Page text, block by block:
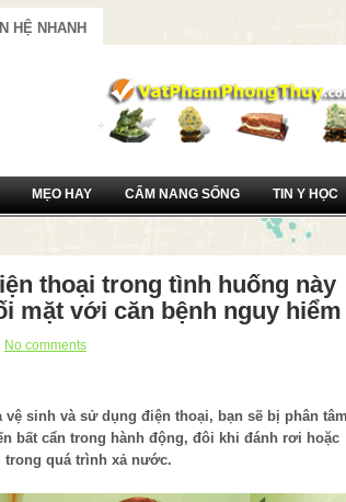
HỆ NHANH
MẸO HAY CẨM NANG SỐNG TIN Y HỌC
thoại trong tình huống này
mặt với căn bệnh nguy hiểm
No comments
sinh và sử dụng điện thoại, bạn sẽ bị phân
bất cẩn trong hành động, đôi khi đánh rơi hoặc
trong quá trình xả nước.